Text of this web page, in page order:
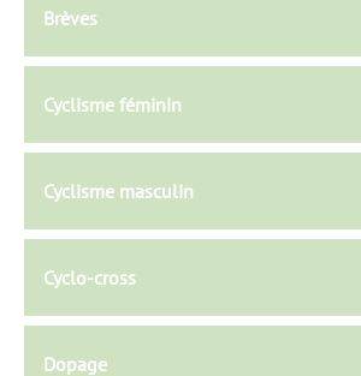
Brèves
Cyclisme féminin
Cyclisme masculin
Cyclo-cross
Dopage